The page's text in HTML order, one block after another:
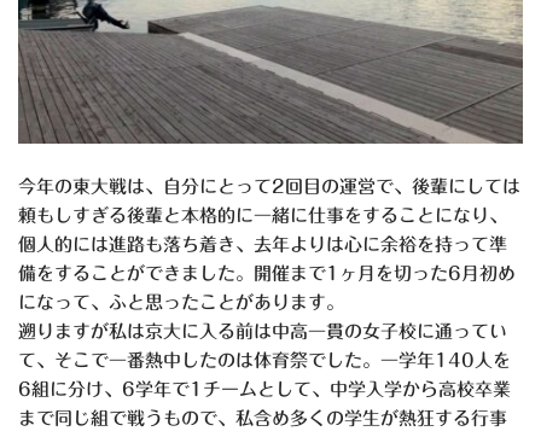
今年の東大戦は、自分にとって2回目の運営で、後輩にしては
頼もしすぎる後輩と本格的に一緒に仕事をすることになり、
個人的には進路も落ち着き、去年よりは心に余裕を持って準
備をすることができました。開催まで1 ヶ月を切った6 月初め
になって、ふと思ったことがあります。
遡りますが私は京大に入る前は中高一貫の女子校に通ってい
て、そこで一番熱中したのは体育祭でした。一学年140 人を
6組に分け、 6学年で1 チームとして、中学入学から高校卒業
まで同じ組で戦うもので、私含め多くの学生が熱狂する行事